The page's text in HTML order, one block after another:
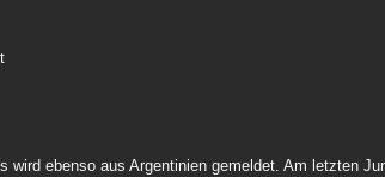
wird ebenso aus Argentinien gemeldet. Am letzten